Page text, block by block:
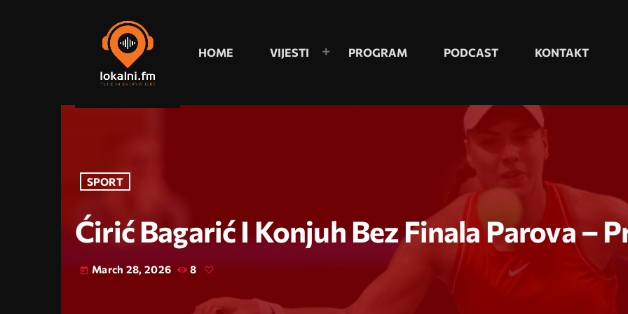
HOME VIJESTI PROGRAM PODCAST KONTAKT
SPORT
Ćirić Bagarić I Konjuh Bez Finala Parova –
today March 28, 2026 8